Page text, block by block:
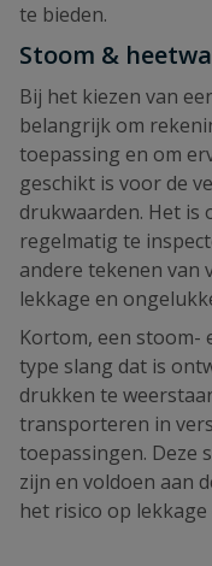
te bieden.
Stoom &
Bij het kiezen van
belangrijk om
toepassing en om
geschikt is voor de
drukwaarden. Het is
regelmatig te
andere tekenen van
lekkage en
Kortom, een stoom-
type slang dat is
drukken te
transporteren in
toepassingen. Deze
zijn en voldoen aan
het risico op